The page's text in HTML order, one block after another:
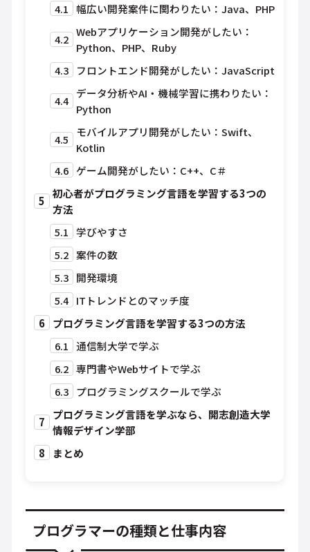
4.1
幅広い開発案件に関わりたい：Java、PHP
4.2
Webアプリケーション開発がしたい：
Python、PHP、Ruby
4.3
フロントエンド開発がしたい：JavaScript
4.4
データ分析やAI・機械学習に携わりたい：
Python
4.5
モバイルアプリ開発がしたい：Swift、
Kotlin
4.6 ゲーム開発がしたい：C++、C＃
5
初心者がプログラミング言語を学習する3つの
方法
5.1 学びやすさ
5.2 案件の数
5.3 開発環境
5.4 ITトレンドとのマッチ度
6 プログラミング言語を学習する3つの方法
6.1 通信制大学で学ぶ
6.2 専門書やWebサイトで学ぶ
6.3 プログラミングスクールで学ぶ
7
プログラミング言語を学ぶなら、開志創造大学
情報デザイン学部
8
まとめ
プログラマーの種類と仕事内容